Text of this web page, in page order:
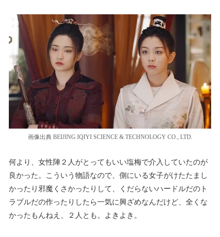
画像出典 BEIJING IQIYI SCIENCE & TECHNOLOGY CO., LTD.
何より、女性陣２人がとってもいい塩梅で介入していたのが
良かった。こういう物語なので、側にいる女子がけたたまし
かったり邪魔くさかったりして、くだらないハードルだのト
ラブルだの作ったりしたら一気に興ざめなんだけど、全くな
かったもんねえ、２人とも。よきよき。